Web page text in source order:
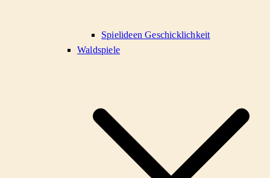
Spielideen Geschicklichkeit
Waldspiele